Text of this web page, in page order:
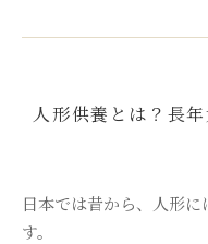
人形供養とは？長
日本では昔から、人形
す。